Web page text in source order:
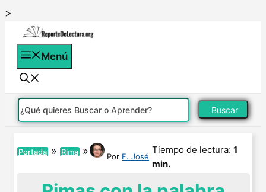
>
contenido
Menú
Buscar
Portada » Rima » Por F. José
Tiempo de lectura: 1
min.